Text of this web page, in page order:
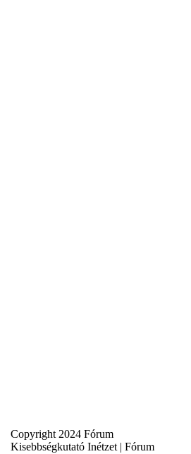
Copyright 2024 Fórum
Kisebbségkutató Inétzet | Fórum